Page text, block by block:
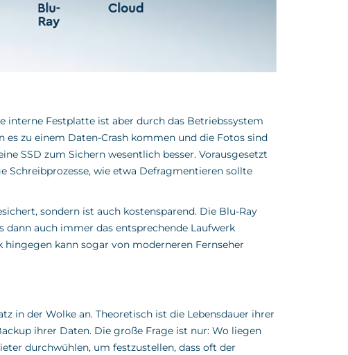
interne Festplatte ist aber durch das Betriebssystem
zu einem Daten-Crash kommen und die Fotos sind
SSD zum Sichern wesentlich besser. Vorausgesetzt
Schreibprozesse, wie etwa Defragmentieren sollte
sondern ist auch kostensparend. Die Blu-Ray
dann auch immer das entsprechende Laufwerk
kann sogar von moderneren Fernseher
in der Wolke an. Theoretisch ist die Lebensdauer ihrer
ihrer Daten. Die große Frage ist nur: Wo liegen
durchwühlen, um festzustellen, dass oft der